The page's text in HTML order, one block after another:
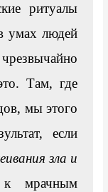
ритуалы
умах людей
Там, где
мы этого
если
зла и
мрачным